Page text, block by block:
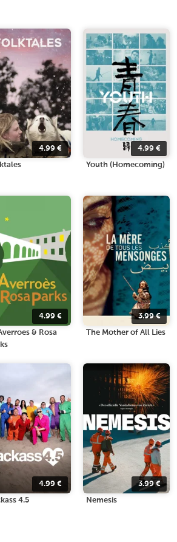
4.99 € 4.99€
Youth (Homecoming)
4.99 €
& Rosa
3.99€
The Mother of All Lies
4.99 €
4.5
3.99€
Nemesis